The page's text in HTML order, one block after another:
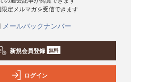
限定メルマガを受信できます
メールバックナンバー
新規会員登録 無料
ログイン